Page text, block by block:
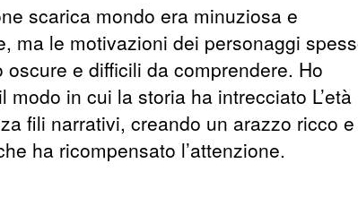
scarica mondo era minuziosa e
ma le motivazioni dei personaggi
oscure e difficili da comprendere. Ho
modo in cui la storia ha intrecciato L’età
fili narrativi, creando un arazzo ricco e
ha ricompensato l’attenzione.